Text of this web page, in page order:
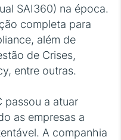
SAI360) na época.
completa para
além de
de Crises,
entre outras.
passou a atuar
as empresas a
A companhia